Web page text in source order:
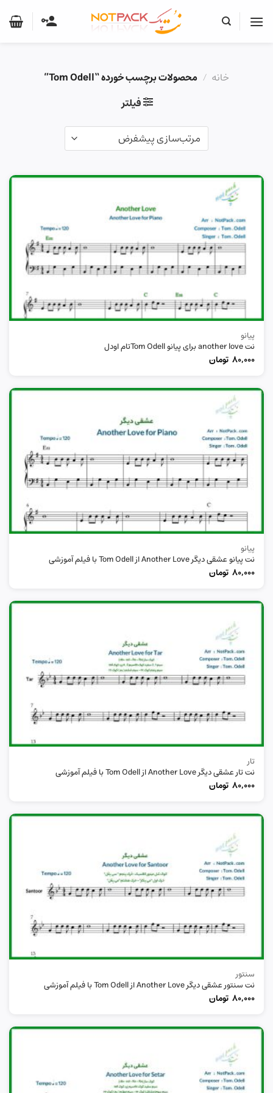
خانه / محصولات برچسب خورده “Tom Odell”
فیلتر
پیانو
نت another love برای پیانو Tom Odellتام اودل
80,000 تومان
پیانو
نت پیانو عشقی دیگر Another Love از Tom Odell با فیلم آموزشی
80,000 تومان
تار
نت تار عشقی دیگر Another Love از Tom Odell با فیلم آموزشی
80,000 تومان
سنتور
نت سنتور عشقی دیگر Another Love از Tom Odell با فیلم آموزشی
80,000 تومان